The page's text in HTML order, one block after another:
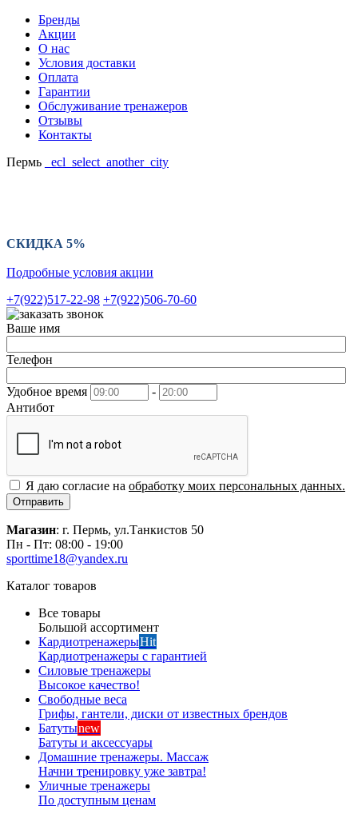
Бренды
Акции
О нас
Условия доставки
Оплата
Гарантии
Обслуживание тренажеров
Отзывы
Контакты
Пермь
_ecl_select_another_city
СКИДКА 5%
Подробные условия акции
+7(922)517-22-98 +7(922)506-70-60
Ваше имя
Телефон
Удобное время
-
Антибот
Я даю согласие на обработку моих персональных данных.
Отправить
Магазин: г. Пермь, ул.Танкистов 50
Пн - Пт: 08:00 - 19:00
sporttime18@yandex.ru
Каталог товаров
Все товары
Большой ассортимент
КардиотренажерыHit
Кардиотренажеры с гарантией
Силовые тренажеры
Высокое качество!
Свободные веса
Грифы, гантели, диски от известных брендов
Батутыnew
Батуты и аксессуары
Домашние тренажеры. Массаж
Начни тренировку уже завтра!
Уличные тренажеры
По доступным ценам